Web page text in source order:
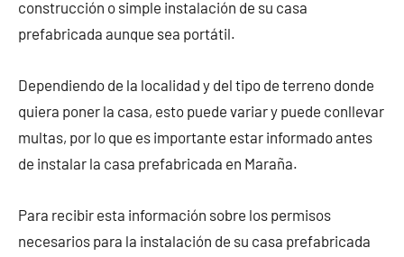
construcción o simple instalación de su casa
prefabricada aunque sea portátil.
Dependiendo de la localidad y del tipo de terreno donde
quiera poner la casa, esto puede variar y puede conllevar
multas, por lo que es importante estar informado antes
de instalar la casa prefabricada en Maraña.
Para recibir esta información sobre los permisos
necesarios para la instalación de su casa prefabricada